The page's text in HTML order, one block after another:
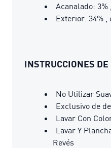
Acanalado: 3%
Exterior: 34% ,
INSTRUCCIONES DE
No Utilizar
Exclusivo de
Lavar Con
Lavar Y
Revés